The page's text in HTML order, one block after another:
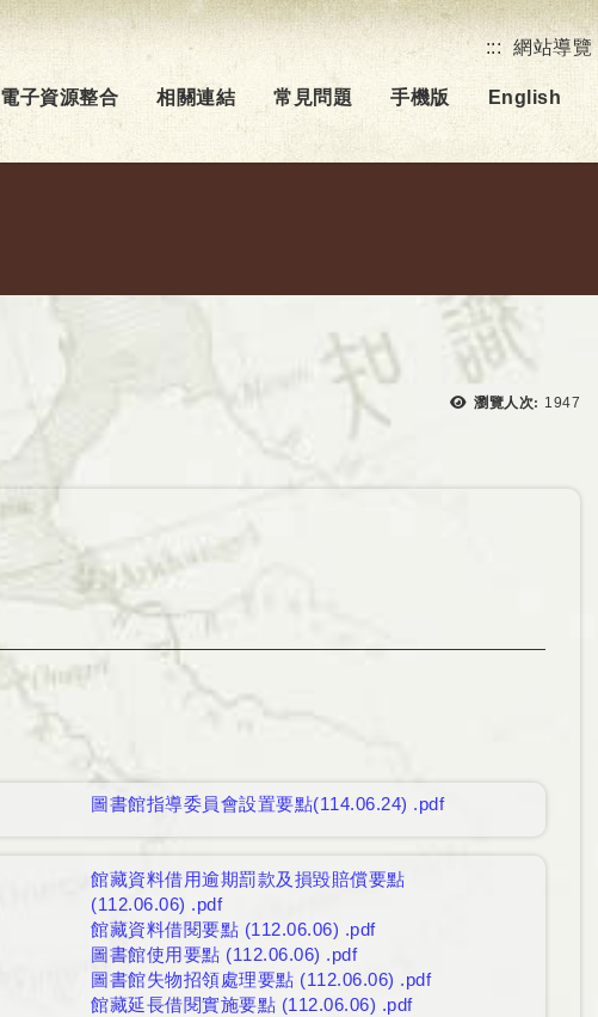
:::
網站導覽
電子資源整合 相關連結 常見問題 手機版 English
瀏覽人次: 瀏覽
1947
圖書館指導委員會設置要點(114.06.24) .pdf
館藏資料借用逾期罰款及損毀賠償要點
(112.06.06) .pdf
館藏資料借閱要點 (112.06.06) .pdf
圖書館使用要點 (112.06.06) .pdf
圖書館失物招領處理要點 (112.06.06) .pdf
館藏延長借閱實施要點 (112.06.06) .pdf